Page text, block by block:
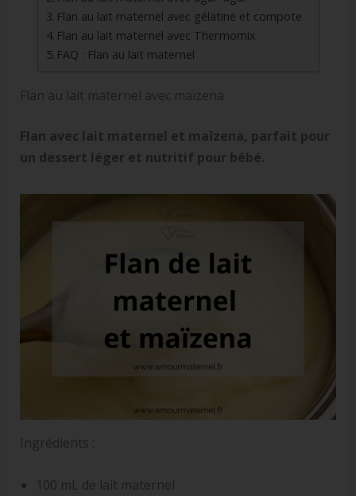
Flan au lait maternel avec gélatine et compote
Flan au lait maternel avec Thermomix
FAQ : Flan au lait maternel
Flan au lait maternel avec maïzena
Flan avec lait maternel et maïzena, parfait pour
un dessert léger et nutritif pour bébé.
Ingrédients :
100 mL de lait maternel